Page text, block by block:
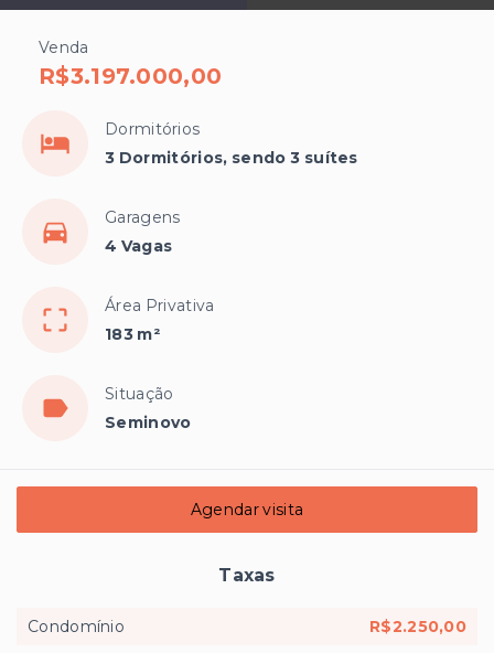
Venda
R$3.197.000,00
Dormitórios
3 Dormitórios, sendo 3 suítes
Garagens
4 Vagas
Área Privativa
183 m²
Situação
Seminovo
Agendar visita
Taxas
Condomínio
R$2.250,00